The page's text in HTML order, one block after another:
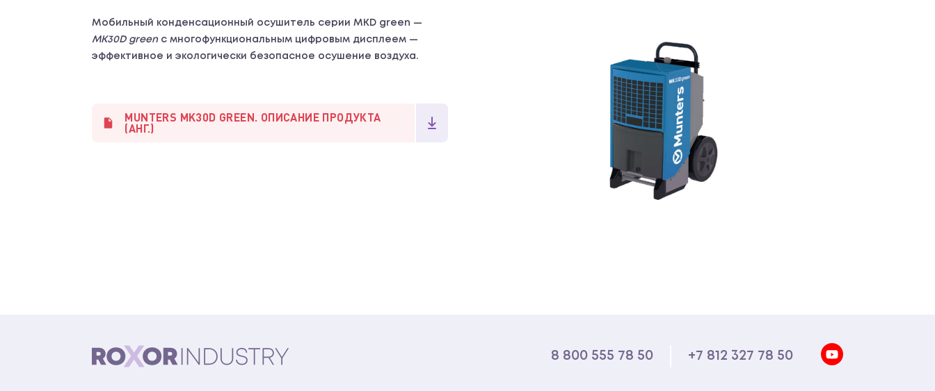
Мобильный конденсационный осушитель серии MKD green —
MK30D greenс многофункциональным цифровым дисплеем —
эффективное и экологически безопасное осушение воздуха.
MUNTERS MK30D GREEN. ОПИСАНИЕ ПРОДУКТА
(АНГ.)
8 800 555 78 50 +7 812 327 78 50